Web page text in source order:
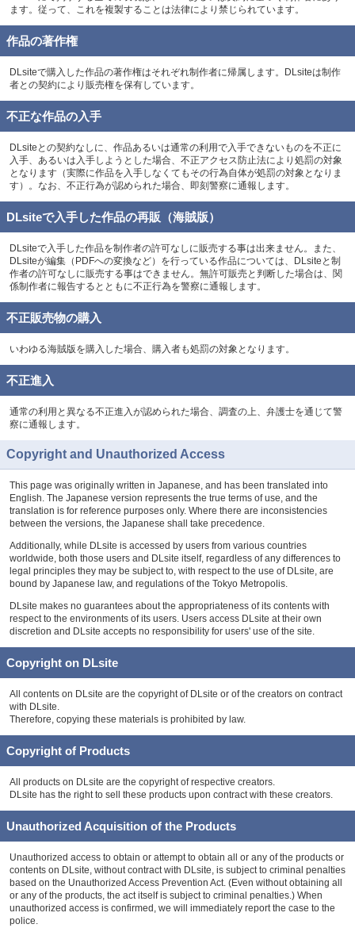
ます。従って、これを複製することは法律により禁じられています。
作品の著作権
DLsiteで購入した作品の著作権はそれぞれ制作者に帰属します。DLsiteは制作
者との契約により販売権を保有しています。
不正な作品の入手
DLsiteとの契約なしに、作品あるいは通常の利用で入手できないものを不正に
入手、あるいは入手しようとした場合、不正アクセス防止法により処罰の対象
となります（実際に作品を入手しなくてもその行為自体が処罰の対象となりま
す）。なお、不正行為が認められた場合、即刻警察に通報します。
DLsiteで入手した作品の再販（海賊版）
DLsiteで入手した作品を制作者の許可なしに販売する事は出来ません。また、
DLsiteが編集（PDFへの変換など）を行っている作品については、DLsiteと制
作者の許可なしに販売する事はできません。無許可販売と判断した場合は、関
係制作者に報告するとともに不正行為を警察に通報します。
不正販売物の購入
いわゆる海賊版を購入した場合、購入者も処罰の対象となります。
不正進入
通常の利用と異なる不正進入が認められた場合、調査の上、弁護士を通じて警
察に通報します。
Copyright and Unauthorized Access
This page was originally written in Japanese, and has been translated into
English. The Japanese version represents the true terms of use, and the
translation is for reference purposes only. Where there are inconsistencies
between the versions, the Japanese shall take precedence.
Additionally, while DLsite is accessed by users from various countries
worldwide, both those users and DLsite itself, regardless of any differences to
legal principles they may be subject to, with respect to the use of DLsite, are
bound by Japanese law, and regulations of the Tokyo Metropolis.
DLsite makes no guarantees about the appropriateness of its contents with
respect to the environments of its users. Users access DLsite at their own
discretion and DLsite accepts no responsibility for users' use of the site.
Copyright on DLsite
All contents on DLsite are the copyright of DLsite or of the creators on contract
with DLsite.
Therefore, copying these materials is prohibited by law.
Copyright of Products
All products on DLsite are the copyright of respective creators.
DLsite has the right to sell these products upon contract with these creators.
Unauthorized Acquisition of the Products
Unauthorized access to obtain or attempt to obtain all or any of the products or
contents on DLsite, without contract with DLsite, is subject to criminal penalties
based on the Unauthorized Access Prevention Act. (Even without obtaining all
or any of the products, the act itself is subject to criminal penalties.) When
unauthorized access is confirmed, we will immediately report the case to the
police.